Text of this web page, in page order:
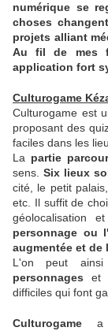
numérique se
choses
projets alliant
Au fil de mes
application fort
Culturogame
Culturogame est
proposant des
faciles dans les
La partie
sens. Six lieux
cité, le petit
etc. Il suffit de
géolocalisation
personnage ou
augmentée et
L'on peut ainsi
personnages et
difficiles qui font
Culturogame a